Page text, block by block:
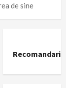
de sine
Recomandari